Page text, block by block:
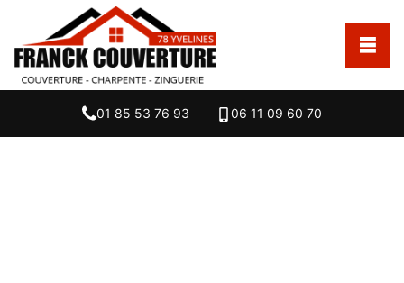
01 85 53 76 93 06 11 09 60 70